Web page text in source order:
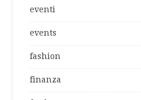
eventi
events
fashion
finanza